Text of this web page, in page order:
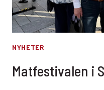
NYHETER
Matfestivalen i